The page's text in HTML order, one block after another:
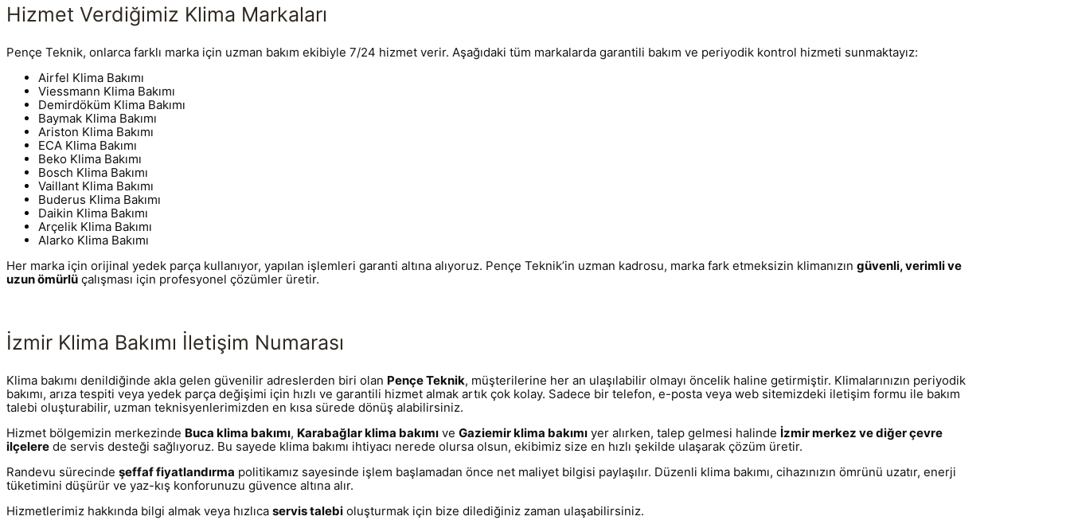
Hizmet Verdiğimiz Klima Markaları
Pençe Teknik, onlarca farklı marka için uzman bakım ekibiyle 7/24 hizmet verir. Aşağıdaki tüm markalarda garantili bakım ve periyodik kontrol hizmeti sunmaktayız:
Airfel Klima Bakımı
Viessmann Klima Bakımı
Demirdöküm Klima Bakımı
Baymak Klima Bakımı
Ariston Klima Bakımı
ECA Klima Bakımı
Beko Klima Bakımı
Bosch Klima Bakımı
Vaillant Klima Bakımı
Buderus Klima Bakımı
Daikin Klima Bakımı
Arçelik Klima Bakımı
Alarko Klima Bakımı
Her marka için orijinal yedek parça kullanıyor, yapılan işlemleri garanti altına alıyoruz. Pençe Teknik’in uzman kadrosu, marka fark etmeksizin klimanızın güvenli, verimli ve
uzun ömürlü çalışması için profesyonel çözümler üretir.
İzmir Klima Bakımı İletişim Numarası
Klima bakımı denildiğinde akla gelen güvenilir adreslerden biri olan Pençe Teknik, müşterilerine her an ulaşılabilir olmayı öncelik haline getirmiştir. Klimalarınızın periyodik
bakımı, arıza tespiti veya yedek parça değişimi için hızlı ve garantili hizmet almak artık çok kolay. Sadece bir telefon, e-posta veya web sitemizdeki iletişim formu ile bakım
talebi oluşturabilir, uzman teknisyenlerimizden en kısa sürede dönüş alabilirsiniz.
Hizmet bölgemizin merkezinde Buca klima bakımı, Karabağlar klima bakımı ve Gaziemir klima bakımı yer alırken, talep gelmesi halinde İzmir merkez ve diğer çevre
ilçelere de servis desteği sağlıyoruz. Bu sayede klima bakımı ihtiyacı nerede olursa olsun, ekibimiz size en hızlı şekilde ulaşarak çözüm üretir.
Randevu sürecinde şeffaf fiyatlandırma politikamız sayesinde işlem başlamadan önce net maliyet bilgisi paylaşılır. Düzenli klima bakımı, cihazınızın ömrünü uzatır, enerji
tüketimini düşürür ve yaz-kış konforunuzu güvence altına alır.
Hizmetlerimiz hakkında bilgi almak veya hızlıca servis talebi oluşturmak için bize dilediğiniz zaman ulaşabilirsiniz.